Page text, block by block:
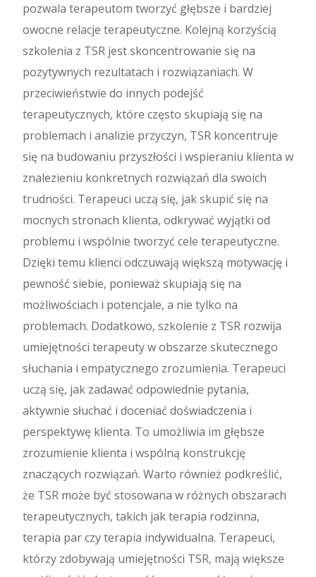
pozwala terapeutom tworzyć głębsze i bardziej
owocne relacje terapeutyczne. Kolejną korzyścią
szkolenia z TSR jest skoncentrowanie się na
pozytywnych rezultatach i rozwiązaniach. W
przeciwieństwie do innych podejść
terapeutycznych, które często skupiają się na
problemach i analizie przyczyn, TSR koncentruje
się na budowaniu przyszłości i wspieraniu klienta w
znalezieniu konkretnych rozwiązań dla swoich
trudności. Terapeuci uczą się, jak skupić się na
mocnych stronach klienta, odkrywać wyjątki od
problemu i wspólnie tworzyć cele terapeutyczne.
Dzięki temu klienci odczuwają większą motywację i
pewność siebie, ponieważ skupiają się na
możliwościach i potencjale, a nie tylko na
problemach. Dodatkowo, szkolenie z TSR rozwija
umiejętności terapeuty w obszarze skutecznego
słuchania i empatycznego zrozumienia. Terapeuci
uczą się, jak zadawać odpowiednie pytania,
aktywnie słuchać i doceniać doświadczenia i
perspektywę klienta. To umożliwia im głębsze
zrozumienie klienta i wspólną konstrukcję
znaczących rozwiązań. Warto również podkreślić,
że TSR może być stosowana w różnych obszarach
terapeutycznych, takich jak terapia rodzinna,
terapia par czy terapia indywidualna. Terapeuci,
którzy zdobywają umiejętności TSR, mają większe